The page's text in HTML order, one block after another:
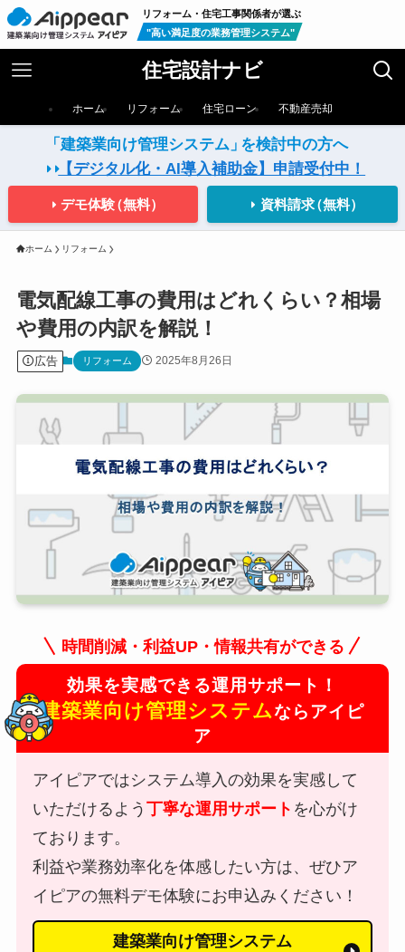
リフォーム・住宅工事関係者が選ぶ
"高い満足度の業務管理システム"
住宅設計ナビ
ホーム リフォーム 住宅ローン 不動産売却
「建築業向け管理システム」を検討中の方へ
【デジタル化・AI導入補助金】申請受付中！
デモ体験（無料） 資料請求（無料）
ホーム リフォーム
電気配線工事の費用はどれくらい？相場
や費用の内訳を解説！
広告 リフォーム 2025年8月26日
時間削減・利益UP・情報共有ができる
効果を実感できる運用サポート！
建築業向け管理システムならアイピ
ア
アイピアではシステム導入の効果を実感して
いただけるよう 丁寧な運用サポート を心がけ
ております。
利益や業務効率化を体感したい方は、ぜひア
イピアの無料デモ体験にお申込みください！
建築業向け管理システム